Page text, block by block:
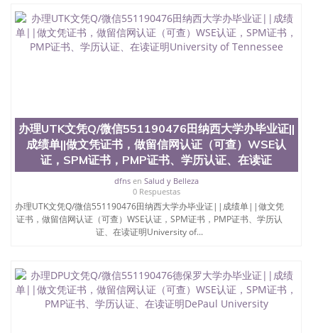
请学校办理假的毕业证成绩单可以吗551190476哪里
可以办理水印成绩单551190476哪里可以修改成绩单
GPA分数551190476假毕业证能查出来吗551190476
551190476快速代办国外毕业证QQ微信551190476快
速拿到国外文凭QQ微信551190476国外留学文凭认证
QQ微信551190476国外文凭回国认证QQ微信
551190476泰国文凭办理QQ微信551190476法国留学
回国证明QQ微信551190476 国外烫金照片QQ微信
551190476外国文凭在中国有用吗QQ微信551190476
德国留学回国证明QQ微信551190476爱尔兰留学回国
证明QQ微信551190476国外硕士文凭办理QQ微信
551190476 网上买文凭可靠吗QQ微信551190476买国
外文凭质量QQ微信551190476国外本科毕业证怎么办
外大学有毕业证QQ微信551190476办理国外毕业证价
格QQ微信551190476国外编号查询QQ微信551190476
办理国外文凭要交定金吗QQ微信551190476办国外可
办理UTK文凭Q/微信551190476田纳西大学办毕业证||
成绩单||做文凭证书，做留信网认证（可查）WSE认
证，SPM证书，PMP证书、学历认证、在读证
dfnsen Salud y Belleza
0 Respuestas
办理UTK文凭Q/微信551190476田纳西大学办毕业证||成绩单||做文凭
证书，做留信网认证（可查）WSE认证，SPM证书，PMP证书、学历认
证、在读证明University of...